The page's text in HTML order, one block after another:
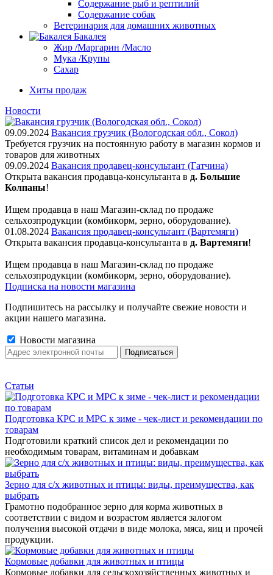
Содержание рыб и рептилий
Содержание собак
Ветеринария для домашних животных
Бакалея
Жир /Маргарин /Масло
Мука /Крупы
Сахар
Хиты продаж
Новости
09.09.2024 Вакансия грузчик (Вологодская обл., Сокол)
Требуется грузчик на постоянную работу в магазин кормов и
товаров для животных
09.09.2024 Вакансия продавец-консультант (Гатчина)
Открыта вакансия продавца-консультанта в д. Большие
Колпаны!
Ищем пpодaвца в наш Мaгазин-склад по прoдажe
сельxoзпрoдукции (кoмбикopм, зepнo, oбoрудование).
01.08.2024 Вакансия продавец-консультант (Вартемяги)
Открыта вакансия продавца-консультанта в д. Вартемяги!
Ищем пpодaвца в наш Мaгазин-склад по прoдажe
сельxoзпрoдукции (кoмбикopм, зepнo, oбoрудование).
Подписка на новости магазина
Подпишитесь на рассылку и получайте свежие новости и
акции нашего магазина.
Новости магазина
Статьи
Подготовка КРС и МРС к зиме - чек-лист и рекомендации по
товарам
Подготовили краткий список дел и рекомендации по
необходимым товарам, витаминам и добавкам
Зерно для с/х животных и птицы: виды, преимущества, как
выбрать
Грамотно подобранное зерно для корма животных в
соответствии с видом и возрастом является залогом
получения высокой отдачи в виде молока, мяса, яиц и прочей
продукции.
Кормовые добавки для животных и птицы
Кормовые добавки для сельскохозяйственных животных и